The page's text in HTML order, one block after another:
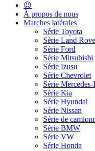
😉
À propos de nous
Marches latérales
Série Toyota
Série Land
Série Ford
Série Mitsubishi
Série Izusu
Série Chevrolet
Série
Série Kia
Série Hyundai
Série Nissan
Série de
Série BMW
Série VW
Série Honda